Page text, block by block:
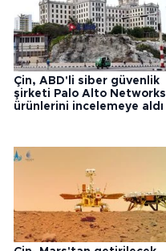
Çin, ABD'li siber güvenlik
şirketi Palo Alto Networks
ürünlerini incelemeye aldı